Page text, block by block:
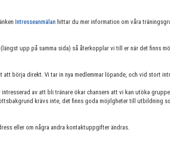
Intresseanmälan hittar du mer information om våra
upp på samma sida) så återkopplar vi till er när det finns
börja direkt. Vi tar in nya medlemmar löpande, och vid stort
av att bli tränare ökar chansern att vi kan utöka
krävs inte, det finns goda möjilgheter till utbildning
eller om några andra kontaktuppgifter ändras.